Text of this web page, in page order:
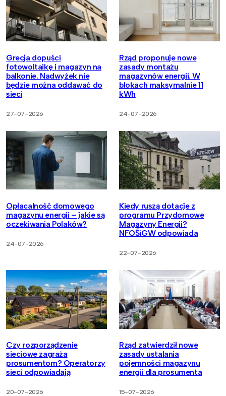
Grecja dopuści
fotowoltaikę i magazyn na
balkonie. Nadwyżek nie
będzie można oddawać do
sieci
27-07-2026
Rząd proponuje nowe
zasady montażu
magazynów energii. W
blokach maksymalnie 11
kWh
24-07-2026
Opłacalność domowego
magazynu energii – jakie są
oczekiwania Polaków?
24-07-2026
Kiedy ruszą dotacje z
programu Przydomowe
Magazyny Energii?
NFOŚiGW odpowiada
22-07-2026
Czy rozporządzenie
sieciowe zagraża
prosumentom? Operatorzy
sieci odpowiadają
20-07-2026
Rząd zatwierdził nowe
zasady ustalania
pojemności magazynu
energii dla prosumenta
15-07-2026